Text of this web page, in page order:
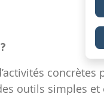
concrètes
outils simples et